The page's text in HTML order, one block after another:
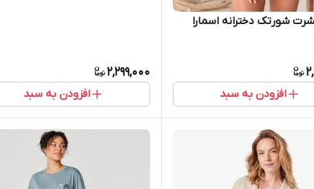
شورتک دخترانه اسمارا
افزودن به سبد
2,299,000
افزودن به سبد